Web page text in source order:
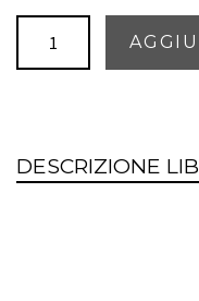
vite
DESCRIZIONE